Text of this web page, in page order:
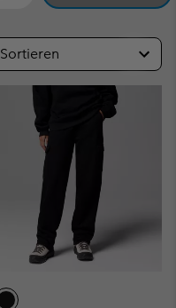
Sortieren